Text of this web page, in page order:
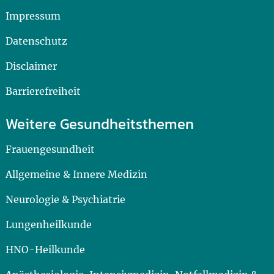
Impressum
Datenschutz
Disclaimer
Barrierefreiheit
Weitere Gesundheitsthemen
Frauengesundheit
Allgemeine & Innere Medizin
Neurologie & Psychiatrie
Lungenheilkunde
HNO-Heilkunde